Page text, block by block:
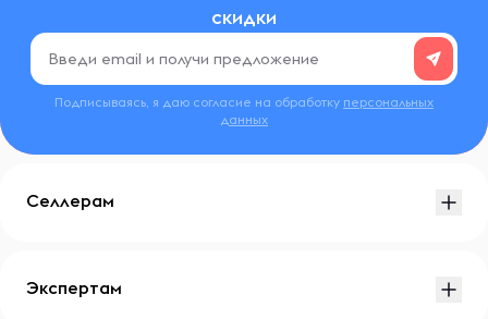
скидки
Подписываясь, я даю согласие на обработку персональных
данных
Селлерам
Экспертам